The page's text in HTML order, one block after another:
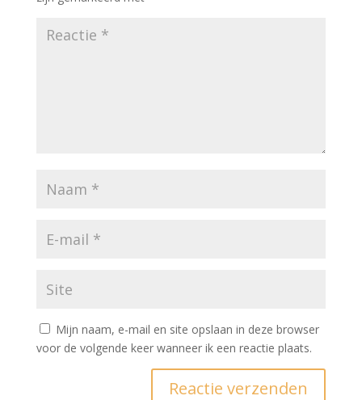
Mijn naam, e-mail en site opslaan in deze browser
voor de volgende keer wanneer ik een reactie plaats.